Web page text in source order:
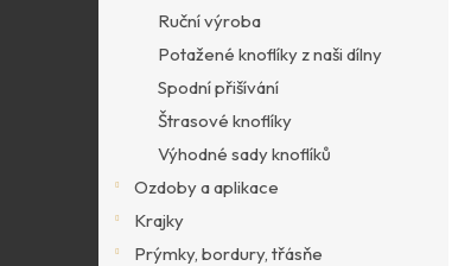
Ruční výroba
Potažené knoflíky z naši dílny
Spodní přišívání
Štrasové knoflíky
Výhodné sady knoflíků
Ozdoby a aplikace
Krajky
Prýmky, bordury, třásňe